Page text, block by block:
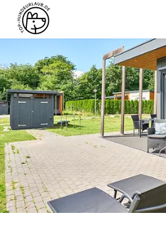
DIREKT BUCHBAR